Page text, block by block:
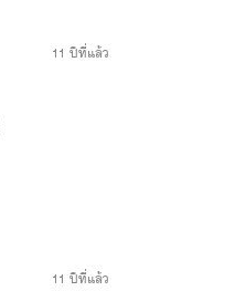
11 ปีที่แล้ว
11 ปีที่แล้ว